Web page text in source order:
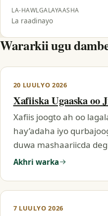
LA-HAWLGALAYAASHA
La raadinayo
Wararkii ugu
20 LUULYO 2026
Xafiiska Ugaaska oo
Xafiis joogto ah oo
hay’adaha iyo
duwa mashaariicda
Akhri warka
7 LUULYO 2026